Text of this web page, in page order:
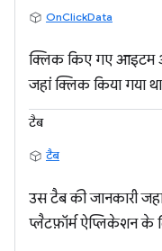
OnClickData
क्लिक किए गए आइटम
जहां क्लिक किया गया
टैब
टैब
उस टैब की जानकारी
प्लैटफ़ॉर्म ऐप्लिकेशन के